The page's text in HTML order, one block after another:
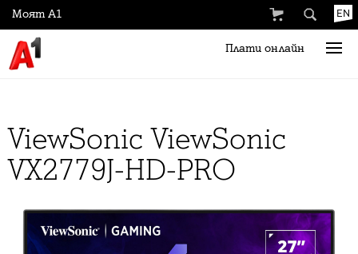
EN
Плати онлайн
Моят А1
ViewSonic ViewSonic
VX2779J-HD-PRO